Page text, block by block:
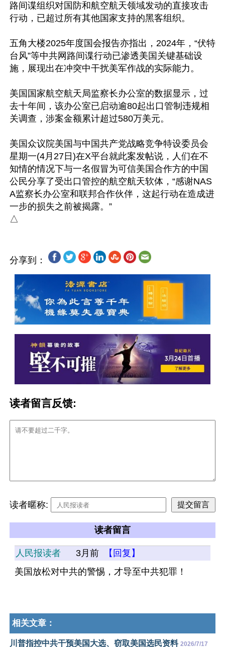
路间谍组织对国防和航空航天领域发动的直接攻击
行动，已超过所有其他国家支持的黑客组织。
五角大楼2025年度国会报告亦指出，2024年，“伏特
台风”等中共网路间谍行动已渗透美国关键基础设
施，展现出在冲突中干扰美军作战的实际能力。
美国国家航空航天局监察长办公室的数据显示，过
去十年间，该办公室已启动逾80起出口管制违规相
关调查，涉案金额累计超过580万美元。
美国众议院美国与中国共产党战略竞争特设委员会
星期一(4月27日)在X平台就此案发帖说，人们在不
知情的情况下与一名假冒为可信美国合作方的中国
公民分享了受出口管控的航空航天软体，“感谢NAS
A监察长办公室和联邦合作伙伴，这起行动在造成进
一步的损失之前被揭露。”
分享到：
读者留言反馈:
读者暱称:
读者留言
人民报读者 3月前
【回复】
美国放松对中共的警惕，才导至中共犯罪！
相关文章：
川普指控中共干预美国大选、窃取美国选民资料 2026/7/17